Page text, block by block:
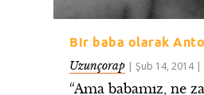
Bir baba olarak
Uzunçorap |Şub 14, 2014|
“Ama babamız, ne